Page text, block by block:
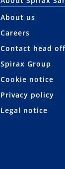
About us
Careers
Contact head
Spirax Group
Cookie notice
Privacy policy
Legal notice